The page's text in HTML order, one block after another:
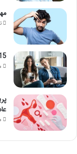
15 نشانه خیانت زنان در روابط